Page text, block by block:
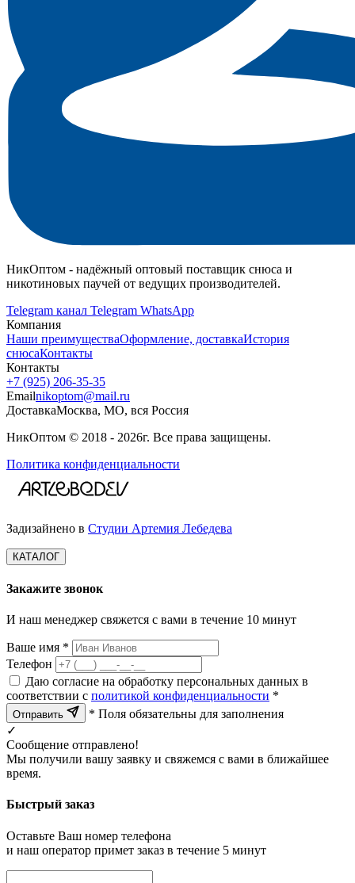
НикОптом - надёжный оптовый поставщик снюса и
никотиновых паучей от ведущих производителей.
Telegram канал Telegram WhatsApp
Компания
Наши преимуществаОформление, доставкаИстория
снюсаКонтакты
Контакты
+7 (925) 206‑35‑35
Emailnikoptom@mail.ru
ДоставкаМосква, МО, вся Россия
НикОптом © 2018 - 2026г. Все права защищены.
Политика конфиденциальности
Задизайнено в Студии Артемия Лебедева
КАТАЛОГ
Закажите звонок
И наш менеджер свяжется с вами в течение 10 минут
Ваше имя *
Телефон
Даю согласие на обработку персональных данных в
соответствии с политикой конфиденциальности *
Отправить
* Поля обязательны для заполнения
✓
Сообщение отправлено!
Мы получили вашу заявку и свяжемся с вами в ближайшее
время.
Быстрый заказ
Оставьте Ваш номер телефона
и наш оператор примет заказ в течение 5 минут